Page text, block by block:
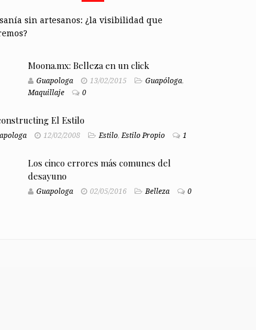
sin artesanos: ¿la visibilidad que
Moona.mx: Belleza en un click
Guapologa 13/02/2015 Guapóloga,
Maquillaje
0
El Estilo
12/02/2008 Estilo,Estilo Propio 1
Los cinco errores más comunes del
desayuno
Guapologa 02/05/2016 Belleza 0